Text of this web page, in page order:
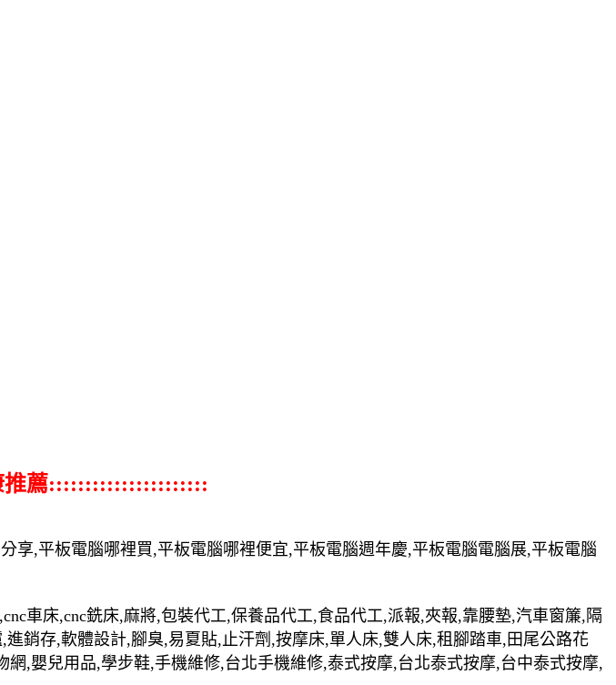
薦::::::::::::::::::::::
,平板電腦哪裡買,平板電腦哪裡便宜,平板電腦週年慶,平板電腦電腦展,平板電腦
車床,cnc銑床,麻將,包裝代工,保養品代工,食品代工,派報,夾報,靠腰墊,汽車窗簾,隔
銷存,軟體設計,腳臭,易夏貼,止汗劑,按摩床,單人床,雙人床,租腳踏車,田尾公路花
,嬰兒用品,學步鞋,手機維修,台北手機維修,泰式按摩,台北泰式按摩,台中泰式按摩,